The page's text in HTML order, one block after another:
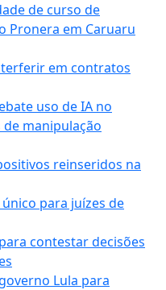
de curso de
Pronera em Caruaru
em contratos
uso de IA no
manipulação
reinseridos na
para juízes de
contestar decisões
Lula para